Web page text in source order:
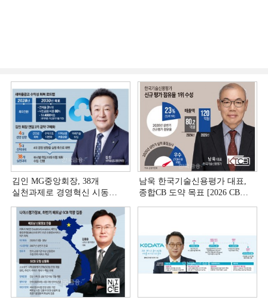
김인 MG중앙회장, 38개
실천과제로 경영혁신 시동
남욱 한국기술신용평가 대표,
종합CB 도약 목표 [2026 CB사